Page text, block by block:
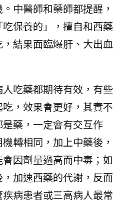
中醫師和藥師都提醒，
保養的」，擅自和西藥
結果面臨爆肝、大出血
吃藥都期待有效，有些
，效果會更好，其實不
藥，一定會有交互作
轉相同，加上中藥後，
因劑量過高而中毒；如
加速西藥的代謝，反而
病患者或三高病人最常